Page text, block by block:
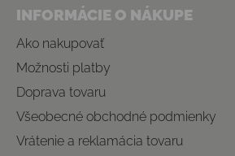
INFORMÁCIE O NÁKUPE
Ako nakupovať
Možnosti platby
Doprava tovaru
Všeobecné obchodné podmienky
Vrátenie a reklamácia tovaru